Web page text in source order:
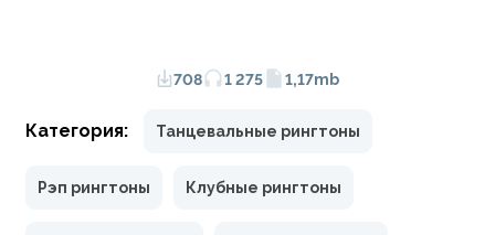
708 1 275 1,17mb
Категория: Танцевальные рингтоны
Рэп рингтоны Клубные рингтоны